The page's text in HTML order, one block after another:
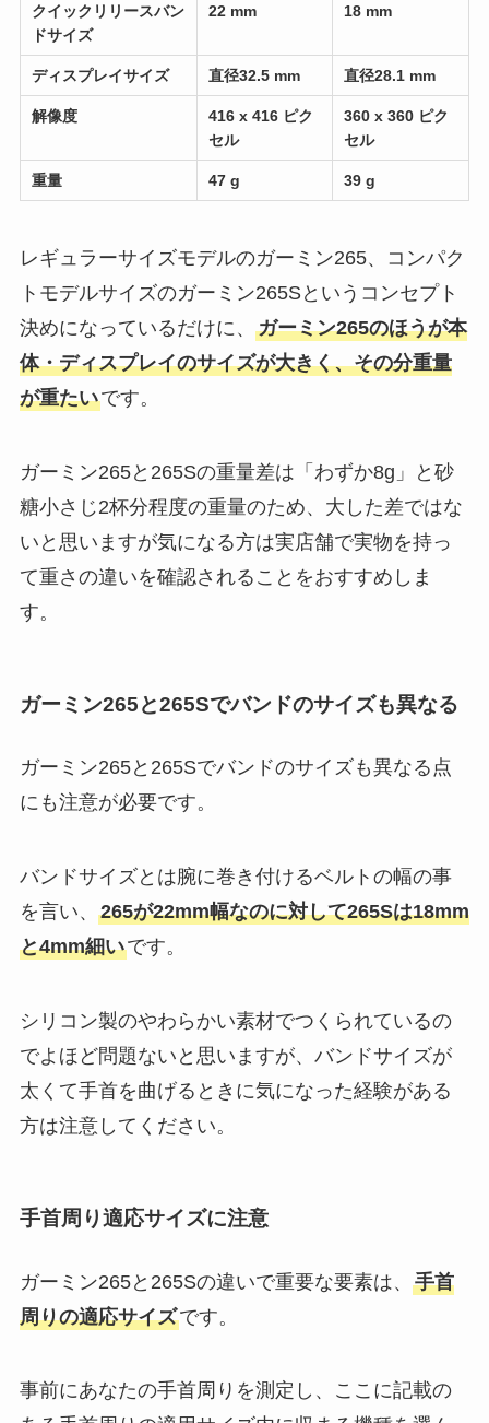
クイックリリースバン
ドサイズ
22 mm 18 mm
ディスプレイサイズ 直径32.5 mm 直径28.1 mm
解像度
416 x 416 ピク
セル
360 x 360 ピク
セル
重量 47 g 39 g
レギュラーサイズモデルのガーミン265、コンパク
トモデルサイズのガーミン265Sというコンセプト
決めになっているだけに、 ガーミン265のほうが本
体・ディスプレイのサイズが大きく、その分重量
が重たいです。
ガーミン265と265Sの重量差は「わずか8g」と砂
糖小さじ2杯分程度の重量のため、大した差ではな
いと思いますが気になる方は実店舗で実物を持っ
て重さの違いを確認されることをおすすめしま
す。
ガーミン265と265Sでバンドのサイズも異なる
ガーミン265と265Sでバンドのサイズも異なる点
にも注意が必要です。
バンドサイズとは腕に巻き付けるベルトの幅の事
を言い、 265が22mm幅なのに対して265Sは18mm
と4mm細いです。
シリコン製のやわらかい素材でつくられているの
でよほど問題ないと思いますが、バンドサイズが
太くて手首を曲げるときに気になった経験がある
方は注意してください。
手首周り適応サイズに注意
ガーミン265と265Sの違いで重要な要素は、 手首
周りの適応サイズです。
事前にあなたの手首周りを測定し、ここに記載の